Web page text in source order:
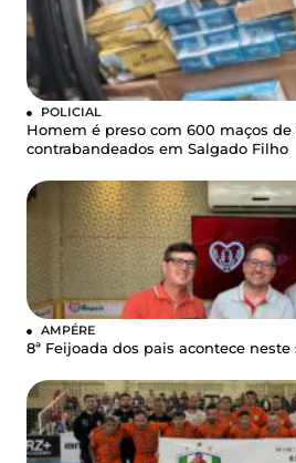
POLICIAL
Homem é preso com 600 maços de
contrabandeados em Salgado Filho
AMPÉRE
8ª Feijoada dos pais acontece